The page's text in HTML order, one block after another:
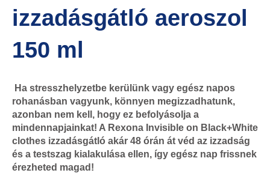
izzadásgátló aeroszol
150 ml
Ha stresszhelyzetbe kerülünk vagy egész napos
rohanásban vagyunk, könnyen megizzadhatunk,
azonban nem kell, hogy ez befolyásolja a
mindennapjainkat! A Rexona Invisible on Black+White
clothes izzadásgátló akár 48 órán át véd az izzadság
és a testszag kialakulása ellen, így egész nap frissnek
érezheted magad!